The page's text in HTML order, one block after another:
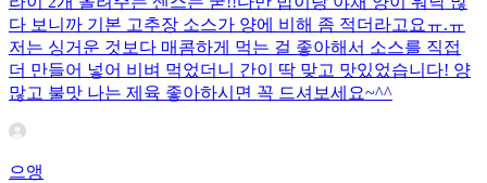
다 보니까 기본 고추장 소스가 양에 비해 좀 적더라고요ㅠ.ㅠ
저는 싱거운 것보다 매콤하게 먹는 걸 좋아해서 소스를 직접
더 만들어 넣어 비벼 먹었더니 간이 딱 맞고 맛있었습니다! 양
많고 불맛 나는 제육 좋아하시면 꼭 드셔보세요~^^
으앵